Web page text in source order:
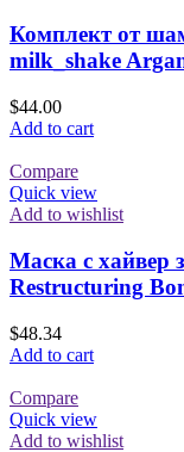
Комплект от
milk_shake
$44.00
Add to cart
Compare
Quick view
Add to wishlist
Маска с хайвер
Restructuring
$48.34
Add to cart
Compare
Quick view
Add to wishlist